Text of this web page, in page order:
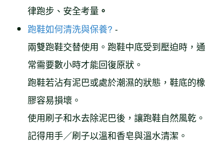
律跑步、安全考量 。
跑鞋如何清洗與保養? -
兩雙跑鞋交替使用。跑鞋中底受到壓迫時，通
常需要數小時才能回復原狀。
跑鞋若沾有泥巴或處於潮濕的狀態，鞋底的橡
膠容易損壞。
使用刷子和水去除泥巴後，讓跑鞋自然風乾。
記得用手／刷子以溫和香皂與溫水清潔。